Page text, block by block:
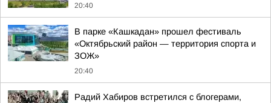
20:40
В парке «Кашкадан» прошел фестиваль
«Октябрьский район — территория спорта и
ЗОЖ»
20:40
Радий Хабиров встретился с блогерами,